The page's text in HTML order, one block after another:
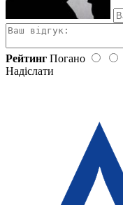
Рейтинг Погано
Надіслати